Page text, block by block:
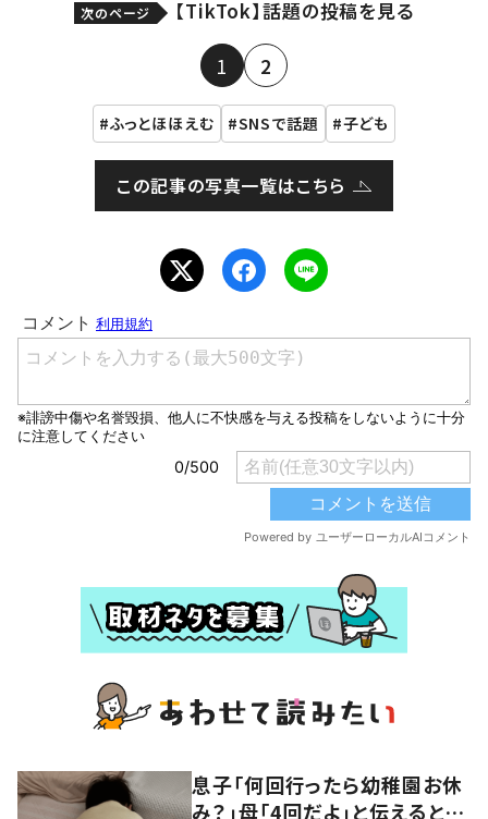
次のページ 【TikTok】話題の投稿を見る
1 2
ふっとほほえむ SNSで話題 子ども
この記事の写真一覧はこちら
息子「何回行ったら幼稚園お休
み？」母「4回だよ」と伝えると…